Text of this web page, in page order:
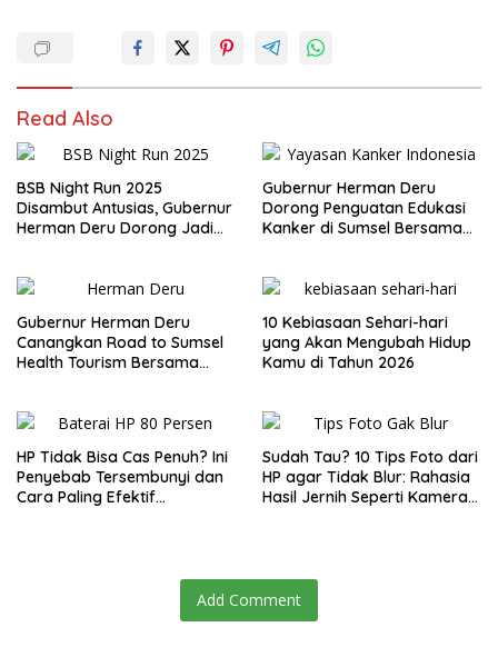
Read Also
BSB Night Run 2025
Disambut Antusias, Gubernur
Herman Deru Dorong Jadi
Gubernur Herman Deru
Dorong Penguatan Edukasi
Kanker di Sumsel Bersama
Gubernur Herman Deru
Canangkan Road to Sumsel
Health Tourism Bersama
10 Kebiasaan Sehari-hari
yang Akan Mengubah Hidup
Kamu di Tahun 2026
HP Tidak Bisa Cas Penuh? Ini
Penyebab Tersembunyi dan
Cara Paling Efektif
Sudah Tau? 10 Tips Foto dari
HP agar Tidak Blur: Rahasia
Hasil Jernih Seperti Kamera
Add Comment